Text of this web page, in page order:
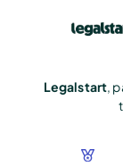
Legalstart,